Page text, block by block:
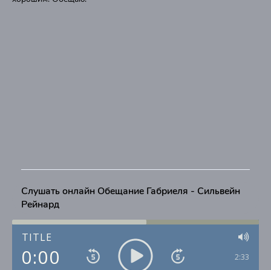
Слушать онлайн Обещание Габриеля - Сильвейн
Рейнард
TITLE
0:00 2:33